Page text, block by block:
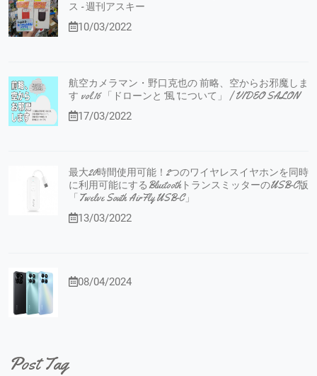
ス - 週刊アスキー
10/03/2022
航空カメラマン・野口克也の 前略、空からお邪魔しま
す vol.16 「ドローンと”風”について」 | VIDEO SALON
17/03/2022
最大20時間使用可能！2つのワイヤレスイヤホンを同時
に利用可能にするBluetoothトランスミッターのUSB-C版
「Twelve South AirFly USB-C」
13/03/2022
08/04/2024
Post Tag